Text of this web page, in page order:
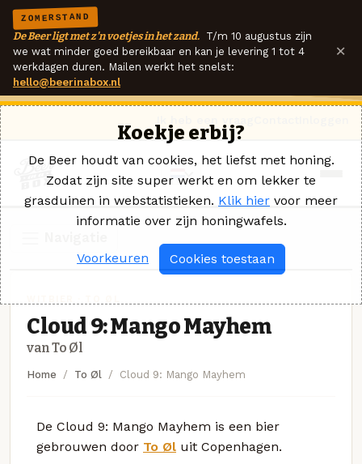
ZOMERSTAND
De Beer ligt met z'n voetjes in het zand. T/m 10 augustus zijn
we wat minder goed bereikbaar en kan je levering 1 tot 4
werkdagen duren. Mailen werkt het snelst:
hello@beerinabox.nl
×
Cloud 9: Mango Mayhem
van To Øl
Home To Øl Cloud 9: Mango Mayhem
De Cloud 9: Mango Mayhem is een bier
gebrouwen door To Øl uit Copenhagen.
Koekje erbij?
De Beer houdt van cookies, het liefst met honing.
Zodat zijn site super werkt en om lekker te
grasduinen in webstatistieken. Klik hier voor meer
informatie over zijn honingwafels.
Voorkeuren Cookies toestaan